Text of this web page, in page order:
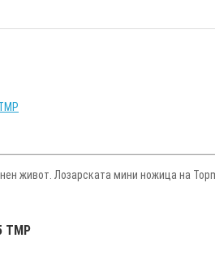
живот. Лозарската мини ножица на
TMP